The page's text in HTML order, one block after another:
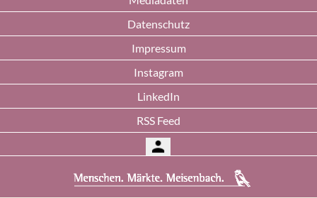
Datenschutz
Impressum
Instagram
LinkedIn
RSS Feed